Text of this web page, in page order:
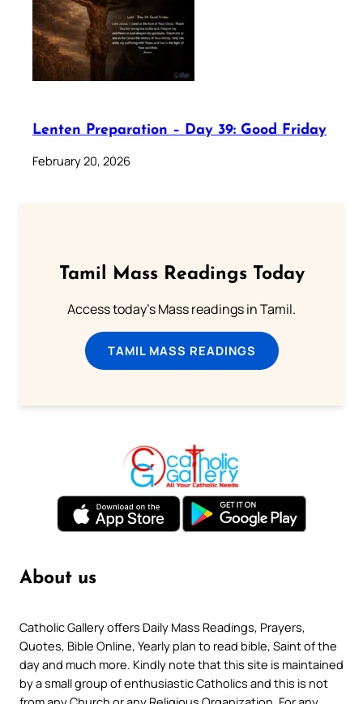
Lenten Preparation – Day 39: Good Friday
February 20, 2026
Tamil Mass Readings Today
Access today's Mass readings in Tamil.
TAMIL MASS READINGS
About us
Catholic Gallery offers Daily Mass Readings, Prayers,
Quotes, Bible Online, Yearly plan to read bible, Saint of the
day and much more. Kindly note that this site is maintained
by a small group of enthusiastic Catholics and this is not